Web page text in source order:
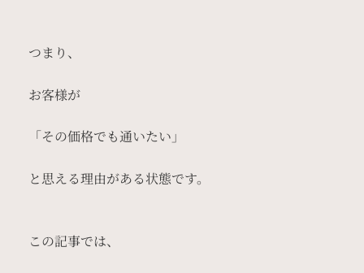
つまり、
お客様が
「その価格でも通いたい」
と思える理由がある状態です。
この記事では、